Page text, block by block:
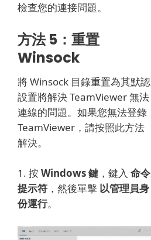
檢查您的連接問題。
方法 5：重置
Winsock
將 Winsock 目錄重置為其默認
設置將解決 TeamViewer 無法
連線的問題。 如果您無法登錄
TeamViewer，請按照此方法
解決。
1. 按Windows 鍵 ，鍵入 命令
提示符 ，然後單擊 以管理員身
份運行。